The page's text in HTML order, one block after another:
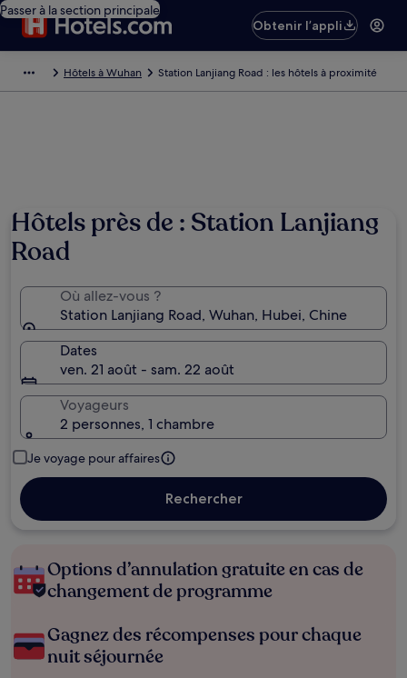
Passer à la section principale
Obtenir l’appli
Hôtels à Wuhan Station Lanjiang Road : les hôtels à proximité
Hôtels près de : Station Lanjiang
Road
Où allez-vous ?
Station Lanjiang Road, Wuhan, Hubei, Chine
Dates
ven. 21 août - sam. 22 août
Voyageurs
2 personnes, 1 chambre
Je voyage pour affaires
Rechercher
Options d’annulation gratuite en cas de
changement de programme
Gagnez des récompenses pour chaque
nuit séjournée